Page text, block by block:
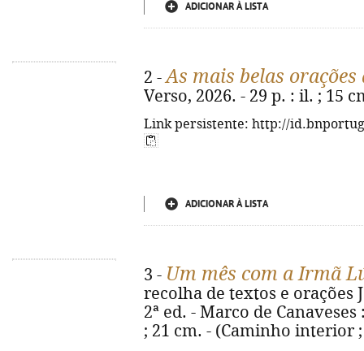
ADICIONAR À LISTA
2 -As mais belas
Verso, 2026. - 29 p. : il. ; 15
Link persistente: http://
ADICIONAR À LISTA
3 - Um mês com a Irmã
recolha de textos e orações
2ª ed. - Marco de
; 21 cm. - (Caminho interior ;